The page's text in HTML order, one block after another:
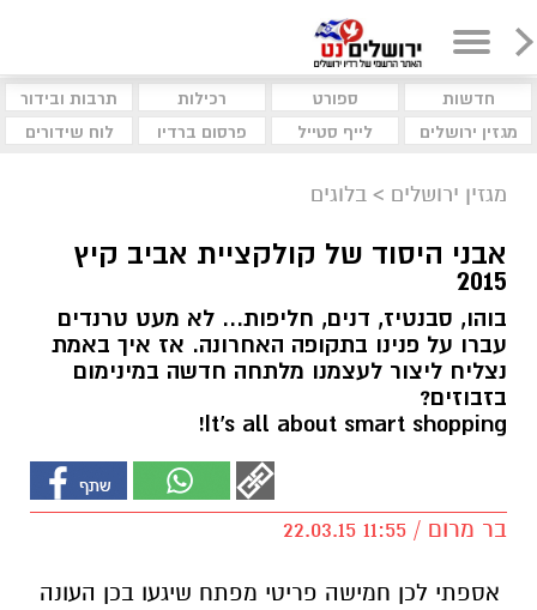
חדשות ספורט רכילות
תרבות ובידור
מגזין ירושלים
לייף סטייל פרסום ברדיו לוח שידורים
מגזין ירושלים > בלוגים
אבני היסוד של קולקציית אביב קיץ
2015
בוהו, סבנטיז, דנים, חליפות… לא מעט טרנדים
עברו על פנינו בתקופה האחרונה. אז איך באמת
נצליח ליצור לעצמנו מלתחה חדשה במינימום
בזבוזים?
It's all about smart shopping!
בר מרום / 11:55 22.03.15
אספתי לכן חמישה פריטי מפתח שיגעו בכן העונה